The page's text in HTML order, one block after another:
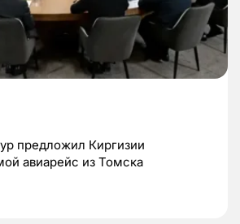
предложил Киргизии
авиарейс из Томска